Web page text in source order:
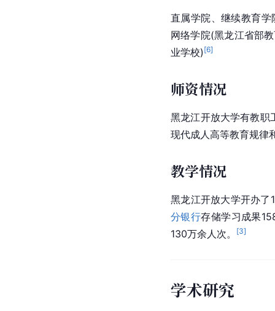
直属学院、继续教育
网络学院(黑龙江省部
业学校) [6]
师资情况
黑龙江开放大学有教职
现代成人高等教育规律
教学情况
黑龙江开放大学开办了
分银行存储学习成果
130万余人次。
[3]
学术研究